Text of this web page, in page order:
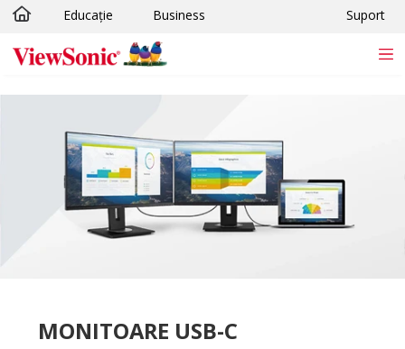
Sari la conținutul principal
Educație Business Suport
MONITOARE USB-C